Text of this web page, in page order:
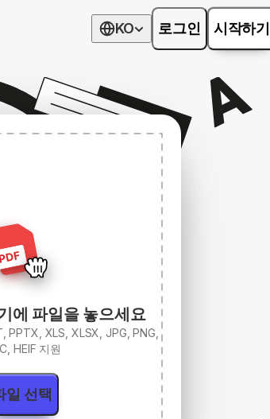
KO 로그인 시작하기
에 파일을 놓으세요
PPTX, XLS, XLSX, JPG, PNG,
HEIF 지원
일 선택